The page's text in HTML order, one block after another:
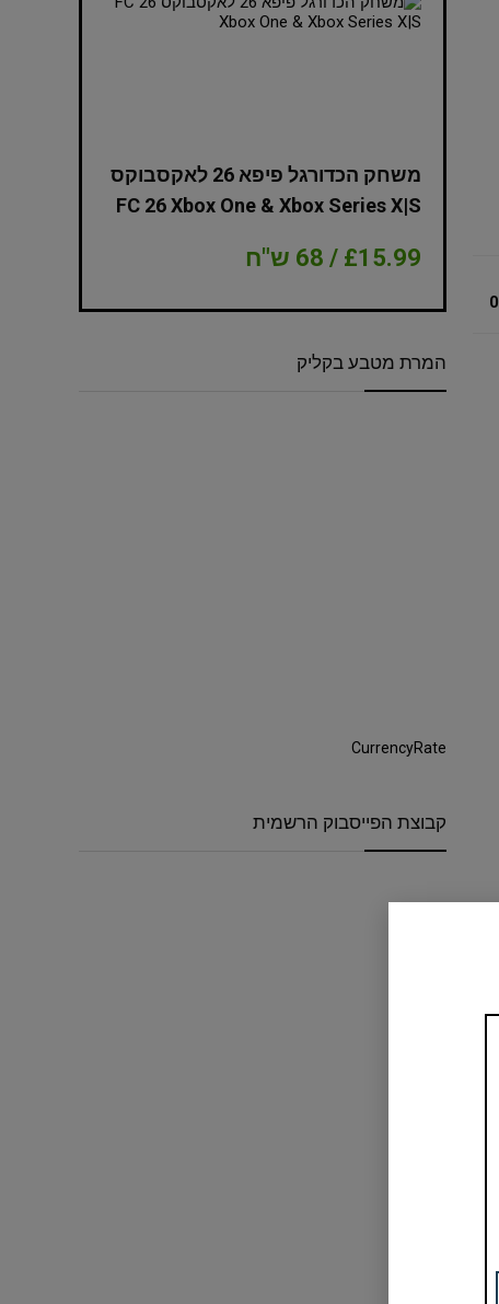
0
משחק הכדורגל פיפא 26 לאקסבוקס
FC 26 Xbox One & Xbox Series X|S
£15.99 / 68 ש"ח
המרת מטבע בקליק
CurrencyRate
קבוצת הפייסבוק הרשמית